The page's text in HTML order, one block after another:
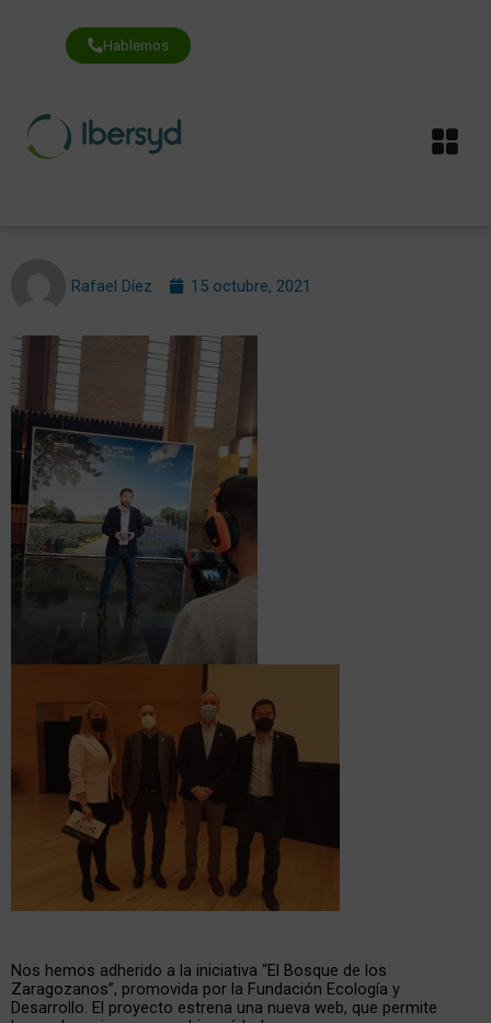
contenido
Hablemos
Rafael Díez 15 octubre, 2021
Nos hemos adherido a la iniciativa “El Bosque de los
Zaragozanos”, promovida por la Fundación Ecología y
Desarrollo. El proyecto estrena una nueva web, que permite